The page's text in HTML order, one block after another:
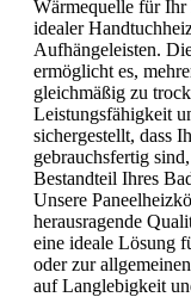
Wärmequelle für Ihr
idealer
Aufhängeleisten.
ermöglicht es,
gleichmäßig zu
Leistungsfähigkeit
sichergestellt, dass
gebrauchsfertig
Bestandteil Ihres
Unsere
herausragende
eine ideale Lösung
oder zur
auf Langlebigkeit